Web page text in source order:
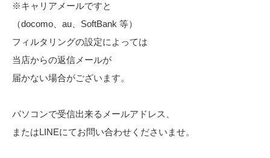
※キャリアメールですと
（docomo、au、SoftBank 等）
フィルタリングの設定によっては
当店からの返信メールが
届かない場合がございます。
パソコンで受信出来るメールアドレス、
またはLINEにてお問い合わせくださいませ。